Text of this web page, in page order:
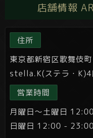
店舗情報
住所
東京都新宿区歌舞伎
stella.K(ステラ・K)4
営業時間
月曜日～土曜日
日曜日 12:00 - 23:00